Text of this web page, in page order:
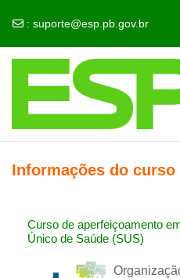
: suporte@esp.pb.gov.br
Informações do curso
Curso de aperfeiçoamento
Único de Saúde (SUS)